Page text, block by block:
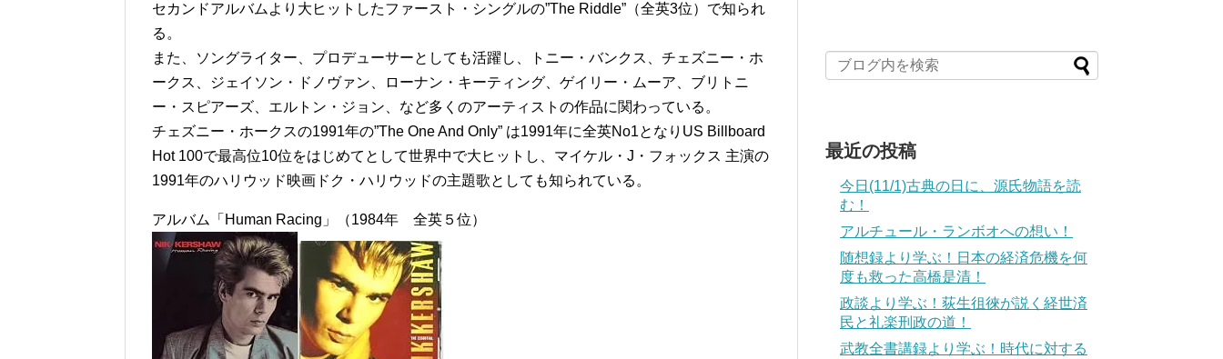
セカンドアルバムより大ヒットしたファースト・シングルの”The Riddle”（全英3位）で知られ
る。
また、ソングライター、プロデューサーとしても活躍し、トニー・バンクス、チェズニー・ホ
ークス、ジェイソン・ドノヴァン、ローナン・キーティング、ゲイリー・ムーア、ブリトニ
ー・スピアーズ、エルトン・ジョン、など多くのアーティストの作品に関わっている。
チェズニー・ホークスの1991年の”The One And Only” は1991年に全英No1となりUS Billboard
Hot 100で最高位10位をはじめてとして世界中で大ヒットし、マイケル・J・フォックス 主演の
1991年のハリウッド映画ドク・ハリウッドの主題歌としても知られている。
アルバム「Human Racing」（1984年 全英５位）
最近の投稿
今日(11/1)古典の日に、源氏物語を読
む！
アルチュール・ランボオへの想い！
随想録より学ぶ！日本の経済危機を何
度も救った高橋是清！
政談より学ぶ！荻生徂徠が説く経世済
民と礼楽刑政の道！
武教全書講録より学ぶ！時代に対する